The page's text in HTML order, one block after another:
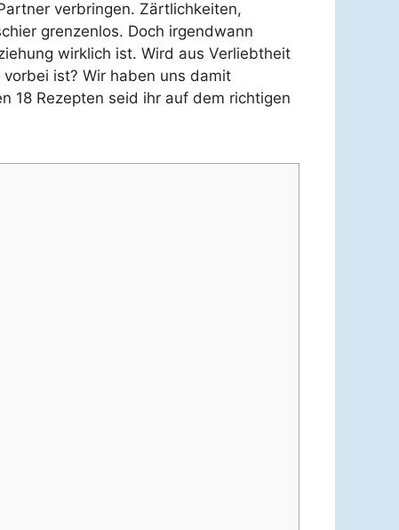
verbringen. Zärtlichkeiten,
grenzenlos. Doch irgendwann
wirklich ist. Wird aus Verliebtheit
ist? Wir haben uns damit
18 Rezepten seid ihr auf dem richtigen